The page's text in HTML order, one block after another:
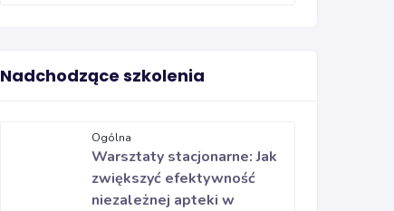
Nadchodzące szkolenia
Ogólna
Warsztaty stacjonarne: Jak
zwiększyć efektywność
niezależnej apteki w